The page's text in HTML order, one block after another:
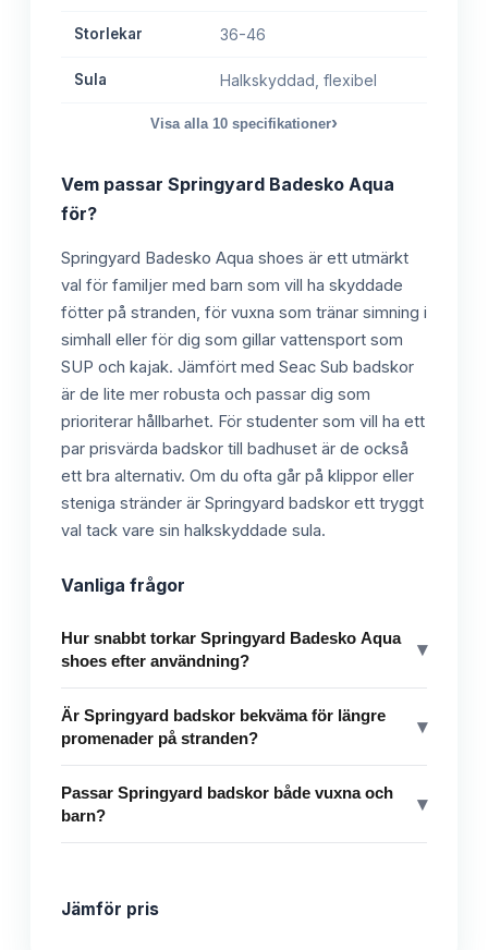
Storlekar 36-46
Sula Halkskyddad, flexibel
Visa alla 10 specifikationer›
Vem passar Springyard Badesko Aqua
för?
Springyard Badesko Aqua shoes är ett utmärkt
val för familjer med barn som vill ha skyddade
fötter på stranden, för vuxna som tränar simning i
simhall eller för dig som gillar vattensport som
SUP och kajak. Jämfört med Seac Sub badskor
är de lite mer robusta och passar dig som
prioriterar hållbarhet. För studenter som vill ha ett
par prisvärda badskor till badhuset är de också
ett bra alternativ. Om du ofta går på klippor eller
steniga stränder är Springyard badskor ett tryggt
val tack vare sin halkskyddade sula.
Vanliga frågor
Hur snabbt torkar Springyard Badesko Aqua
shoes efter användning?
▾
Är Springyard badskor bekväma för längre
promenader på stranden?
▾
Passar Springyard badskor både vuxna och
barn?
▾
Jämför pris